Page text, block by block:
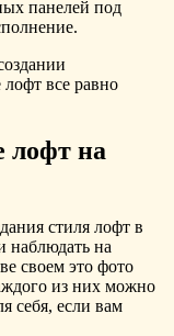
панелей под
лофт все равно
лофт на
стиля лофт в
наблюдать на
своем это фото
из них можно
себя, если вам